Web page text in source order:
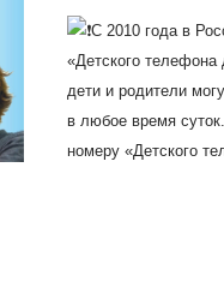
С 2010 года в
«Детского телефона
дети и родители
в любое время
номеру «Детского